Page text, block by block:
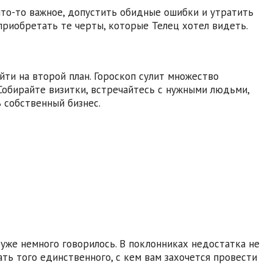
то важное, допустить обидные ошибки и утратить
те черты, которые Телец хотел видеть.
на второй план. Гороскоп сулит множество
визитки, встречайтесь с нужными людьми,
бизнес.
немного говорилось. В поклонниках недостатка не
того единственного, с кем вам захочется провести